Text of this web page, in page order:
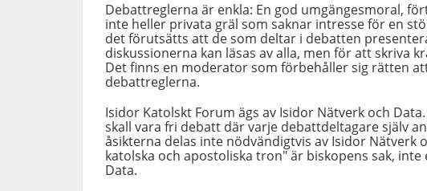
Debattreglerna är enkla: En god umgängesmoral,
inte heller privata gräl som saknar intresse för en
det förutsätts att de som deltar i debatten
diskussionerna kan läsas av alla, men för att skriva
Det finns en moderator som förbehåller sig rätten
debattreglerna.
Isidor Katolskt Forum ägs av Isidor Nätverk och
skall vara fri debatt där varje debattdeltagare själv
åsikterna delas inte nödvändigtvis av Isidor Nätverk
katolska och apostoliska tron" är biskopens sak,
Data.